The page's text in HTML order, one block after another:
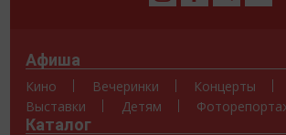
Афиша
Кино Вечеринки Концерты
Выставки
Детям
Каталог